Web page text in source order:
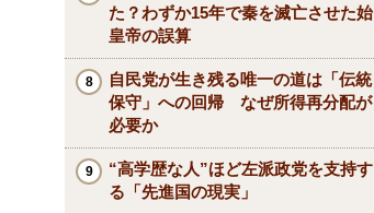
た？わずか15年で秦を滅亡させた始
皇帝の誤算
自民党が生き残る唯一の道は「伝統
保守」への回帰 なぜ所得再分配が
必要か
“高学歴な人”ほど左派政党を支持す
る「先進国の現実」